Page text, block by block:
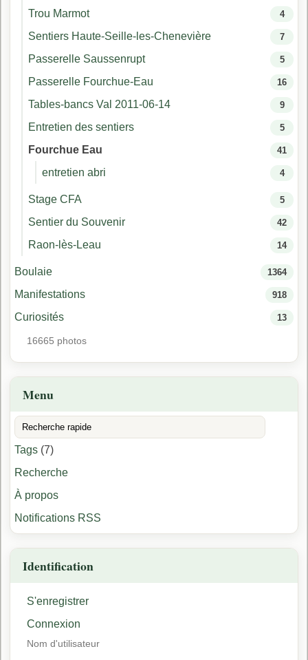
Trou Marmot 4
Sentiers Haute-Seille-les-Chenevière 7
Passerelle Saussenrupt 5
Passerelle Fourchue-Eau 16
Tables-bancs Val 2011-06-14 9
Entretien des sentiers 5
Fourchue Eau 41
entretien abri 4
Stage CFA 5
Sentier du Souvenir 42
Raon-lès-Leau 14
Boulaie 1364
Manifestations 918
Curiosités 13
16665 photos
Menu
Tags (7)
Recherche
À propos
Notifications RSS
Identification
S'enregistrer
Connexion
Nom d'utilisateur